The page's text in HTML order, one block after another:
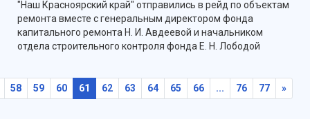
"Наш Красноярский край" отправились в рейд по объектам
ремонта вместе с генеральным директором фонда
капитального ремонта Н. И. Авдеевой и начальником
отдела строительного контроля фонда Е. Н. Лободой
58 59 60 61 62 63 64 65 66 ... 76 77 »